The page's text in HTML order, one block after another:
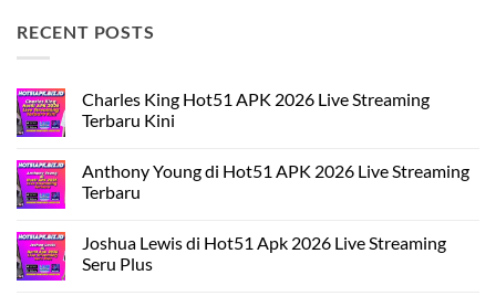
RECENT POSTS
Charles King Hot51 APK 2026 Live Streaming
Terbaru Kini
komentar
pada
Charles
APK
2026
Live
Anthony Young di Hot51 APK 2026 Live Streaming
Terbaru
komentar
pada
Anthony
Joshua Lewis di Hot51 Apk 2026 Live Streaming
Seru Plus